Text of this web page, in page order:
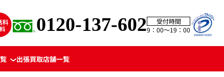
0120-137-602
受付時間
9：00〜19：00
出張買取店舗一覧